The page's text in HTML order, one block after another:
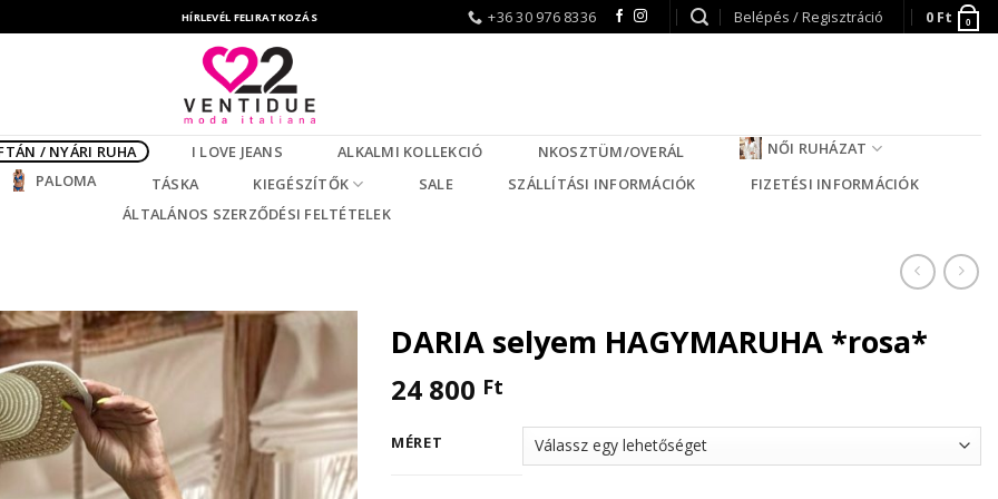
HÍRLEVÉL FELIRATKOZÁS +36 30 976 8336 Belépés / Regisztráció 0 Ft 0
/ NYÁRI RUHA I LOVE JEANS ALKALMI KOLLEKCIÓ NKOSZTÜM/OVERÁL
NŐI RUHÁZAT
PALOMA TÁSKA KIEGÉSZÍTŐK SALE SZÁLLÍTÁSI INFORMÁCIÓK
FIZETÉSI INFORMÁCIÓK
ÁLTALÁNOS SZERZŐDÉSI FELTÉTELEK
DARIA selyem HAGYMARUHA *rosa*
24 800 Ft
MÉRET